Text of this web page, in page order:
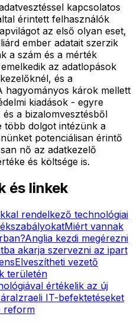
kapcsolatos
érintett felhasználók
az első olyan eset,
ember adatait szerzik
a szám és a mérték
az adatlopások
és a
hagyományos károk mellett
kiadások - egyre
a bizalomvesztésből
több dolgot intézünk a
potenciálisan érintő
nő az adatkezelő
és költsége is.
és linkek
rendelkező technológiai
Miért vannak
Anglia kezdi megérezni
akarja szervezni az ipart
Elveszítheti vezető
területén
értékelik az új
Izraeli IT-befektetéseket
reform